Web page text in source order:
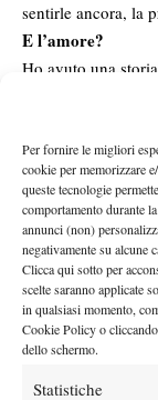
Per fornire le migliori
cookie per memorizzare
queste tecnologie
comportamento durante
annunci (non)
negativamente su alcune
Clicca qui sotto per
scelte saranno applicate
in qualsiasi momento,
Cookie Policy o
dello schermo.
Statistiche
sentirle ancora, la
E l’amore?
Ho avuto una
ed è finita, ma
Sì mi piace il
mi piace il mio
privata se avessi
perché questo
Mauresmo che ha
una bella spallata
Quanto hai
Non moltissimo, se